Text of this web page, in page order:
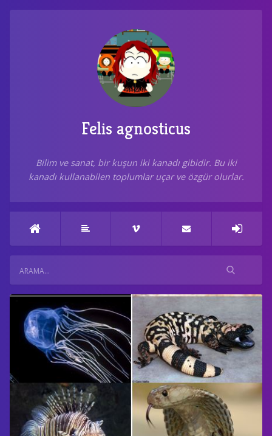
Felis agnosticus
Bilim ve sanat, bir kuşun iki kanadı gibidir. Bu iki
kanadı kullanabilen toplumlar uçar ve özgür olurlar.